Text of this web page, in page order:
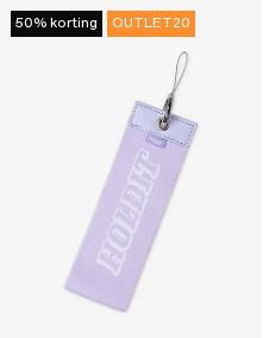
50% korting OUTLET20